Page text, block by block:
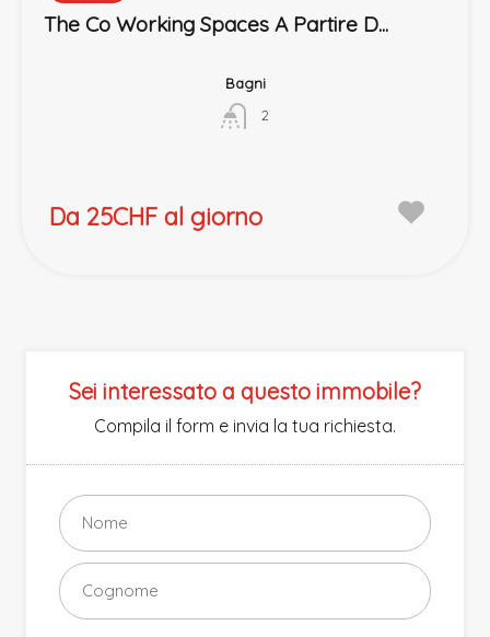
The Co Working Spaces A Partire D...
Bagni
2
Da 25CHF al giorno
Sei interessato a questo immobile?
Compila il form e invia la tua richiesta.